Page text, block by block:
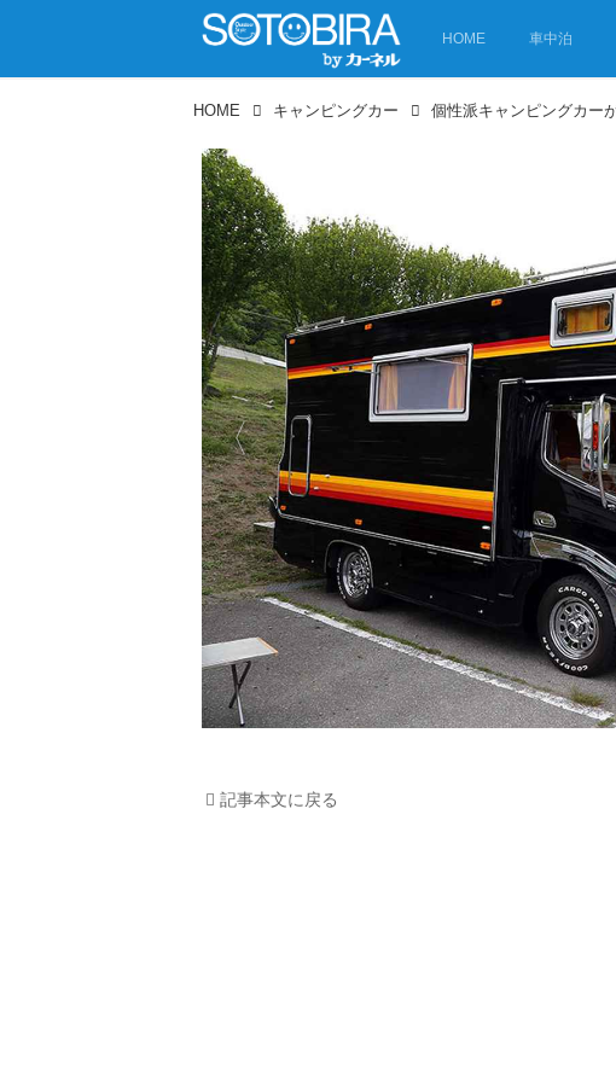
HOME 車中泊
HOME キャンピングカー
記事本文に戻る